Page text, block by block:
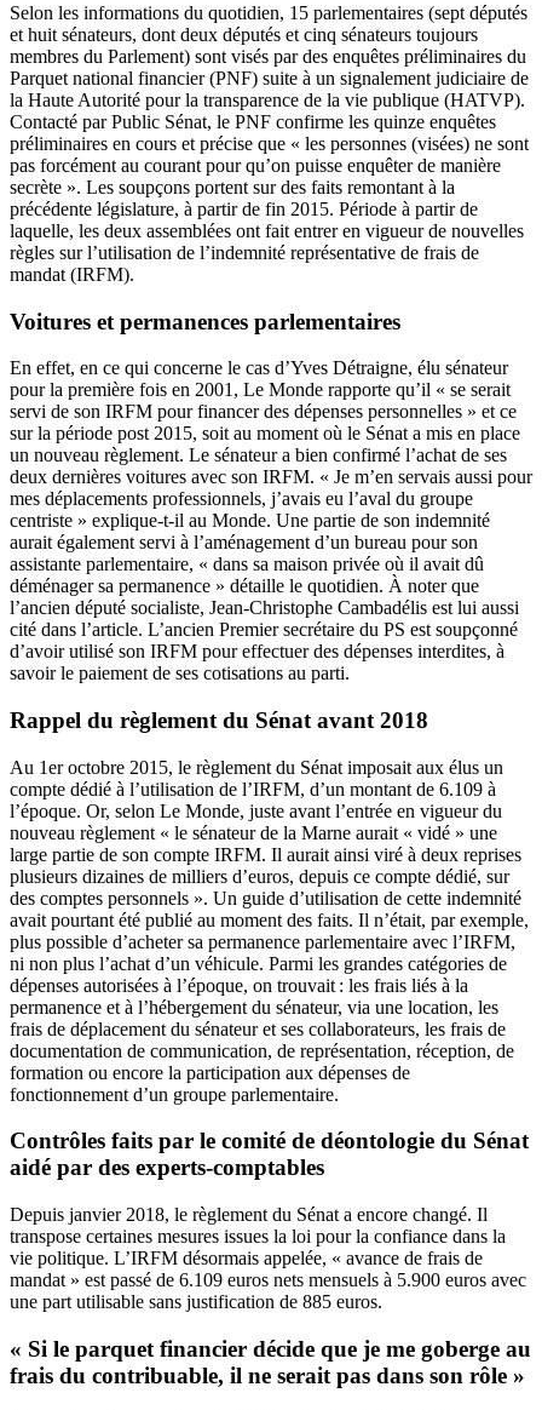
Selon les informations du quotidien, 15 parlementaires (sept députés
et huit sénateurs, dont deux députés et cinq sénateurs toujours
membres du Parlement) sont visés par des enquêtes préliminaires du
Parquet national financier (PNF) suite à un signalement judiciaire de
la Haute Autorité pour la transparence de la vie publique (HATVP).
Contacté par Public Sénat, le PNF confirme les quinze enquêtes
préliminaires en cours et précise que « les personnes (visées) ne sont
pas forcément au courant pour qu’on puisse enquêter de manière
secrète ». Les soupçons portent sur des faits remontant à la
précédente législature, à partir de fin 2015. Période à partir de
laquelle, les deux assemblées ont fait entrer en vigueur de nouvelles
règles sur l’utilisation de l’indemnité représentative de frais de
mandat (IRFM).
Voitures et permanences parlementaires
En effet, en ce qui concerne le cas d’Yves Détraigne, élu sénateur
pour la première fois en 2001, Le Monde rapporte qu’il « se serait
servi de son IRFM pour financer des dépenses personnelles » et ce
sur la période post 2015, soit au moment où le Sénat a mis en place
un nouveau règlement. Le sénateur a bien confirmé l’achat de ses
deux dernières voitures avec son IRFM. « Je m’en servais aussi pour
mes déplacements professionnels, j’avais eu l’aval du groupe
centriste » explique-t-il au Monde. Une partie de son indemnité
aurait également servi à l’aménagement d’un bureau pour son
assistante parlementaire, « dans sa maison privée où il avait dû
déménager sa permanence » détaille le quotidien. À noter que
l’ancien député socialiste, Jean-Christophe Cambadélis est lui aussi
cité dans l’article. L’ancien Premier secrétaire du PS est soupçonné
d’avoir utilisé son IRFM pour effectuer des dépenses interdites, à
savoir le paiement de ses cotisations au parti.
Rappel du règlement du Sénat avant 2018
Au 1er octobre 2015, le règlement du Sénat imposait aux élus un
compte dédié à l’utilisation de l’IRFM, d’un montant de 6.109 à
l’époque. Or, selon Le Monde, juste avant l’entrée en vigueur du
nouveau règlement « le sénateur de la Marne aurait « vidé » une
large partie de son compte IRFM. Il aurait ainsi viré à deux reprises
plusieurs dizaines de milliers d’euros, depuis ce compte dédié, sur
des comptes personnels ». Un guide d’utilisation de cette indemnité
avait pourtant été publié au moment des faits. Il n’était, par exemple,
plus possible d’acheter sa permanence parlementaire avec l’IRFM,
ni non plus l’achat d’un véhicule. Parmi les grandes catégories de
dépenses autorisées à l’époque, on trouvait : les frais liés à la
permanence et à l’hébergement du sénateur, via une location, les
frais de déplacement du sénateur et ses collaborateurs, les frais de
documentation de communication, de représentation, réception, de
formation ou encore la participation aux dépenses de
fonctionnement d’un groupe parlementaire.
Contrôles faits par le comité de déontologie du Sénat
aidé par des experts-comptables
Depuis janvier 2018, le règlement du Sénat a encore changé. Il
transpose certaines mesures issues la loi pour la confiance dans la
vie politique. L’IRFM désormais appelée, « avance de frais de
mandat » est passé de 6.109 euros nets mensuels à 5.900 euros avec
une part utilisable sans justification de 885 euros.
« Si le parquet financier décide que je me goberge au
frais du contribuable, il ne serait pas dans son rôle »